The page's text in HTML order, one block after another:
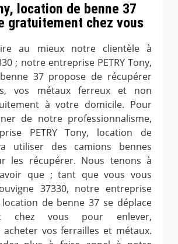
location de benne 37
gratuitement chez vous
au mieux notre clientèle à
; notre entreprise PETRY Tony,
37 propose de récupérer
vos métaux ferreux et non
à votre domicile. Pour
de notre professionnalisme,
PETRY Tony, location de
utiliser des camions bennes
les récupérer. Nous tenons à
que ; tant que vous vous
37330, notre entreprise
location de benne 37 se déplace
chez vous pour enlever,
vos ferrailles et métaux.